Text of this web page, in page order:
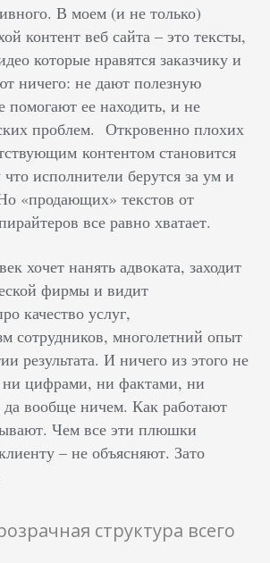
В моем (и не только)
контент веб сайта – это тексты,
которые нравятся заказчику и
ничего: не дают полезную
ее находить, и не
проблем. Откровенно плохих
контентом становится
исполнители берутся за ум и
«продающих» текстов от
все равно хватает.
хочет нанять адвоката, заходит
фирмы и видит
качество услуг,
сотрудников, многолетний опыт
результата. И ничего из этого не
ни цифрами, ни фактами, ни
вообще ничем. Как работают
Чем все эти плюшки
– не объясняют. Зато
структура всего